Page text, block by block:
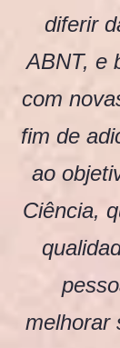
diferir
ABNT, e
com
fim de
ao
Ciência,
melhorar